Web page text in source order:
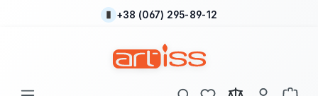
Перейти к основному содержанию
+38 (067) 295-89-12
У вас есть товары
В